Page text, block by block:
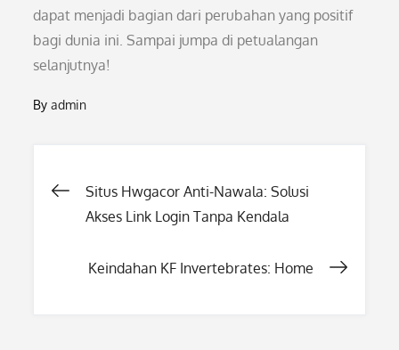
dapat menjadi bagian dari perubahan yang positif
bagi dunia ini. Sampai jumpa di petualangan
selanjutnya!
Byadmin
Post
Situs Hwgacor Anti-Nawala: Solusi
Akses Link Login Tanpa Kendala
Keindahan KF Invertebrates: Home